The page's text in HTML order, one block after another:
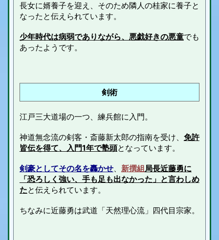
長女に婿養子を迎え、そのため隣人の桂家に養子と
なったと伝えられています。
少年時代は病弱でありながら、悪戯好きの悪童でも
あったようです。
剣術
江戸三大道場の一つ、練兵館に入門。
神道無念流の剣客・斎藤新太郎の指南を受け、 免許
皆伝を得て、入門1年で塾頭となっています。
剣豪としてその名を轟かせ、 新撰組局長近藤勇に
「恐ろしく強い、手も足も出なかった」と言わしめ
たと伝えられています。
ちなみに近藤勇は武道「天然理心流」四代目宗家。